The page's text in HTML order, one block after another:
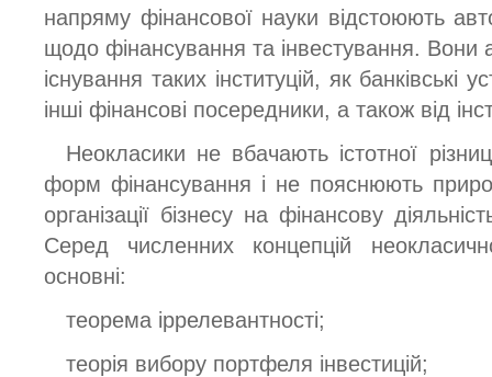
напряму фінансової науки відстоюють
щодо фінансування та інвестування. Вони
існування таких інституцій, як банківські
інші фінансові посередники, а також від
Неокласики не вбачають істотної
форм фінансування і не пояснюють
організації бізнесу на фінансову
Серед численних концепцій
основні:
теорема іррелевантності;
теорія вибору портфеля інвестицій;